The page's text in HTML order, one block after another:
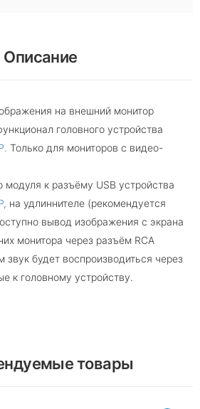
Описание
на внешний монитор
головного устройства
Только для мониторов с видео-
модуля к разъёму USB устройства
на удлиннителе (рекомендуется
вывод изображения с экрана
монитора через разъём RCA
будет воспроизводиться через
к головному устройству.
товары